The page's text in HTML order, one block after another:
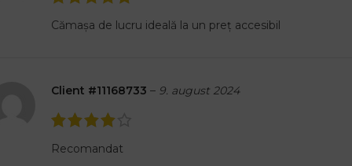
Cămașa de lucru ideală la un preț accesibil
Client #11168733 – 9. august 2024
Recomandat